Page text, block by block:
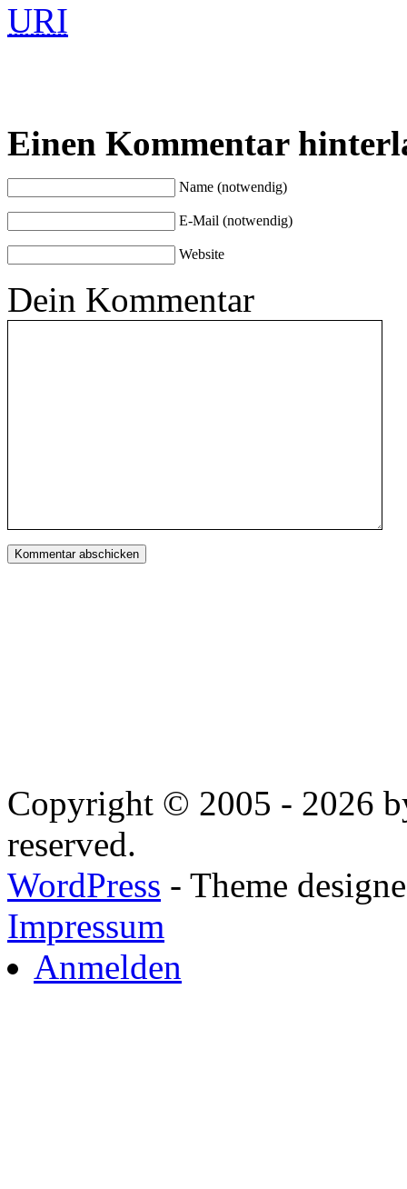
URI
Einen Kommentar
Name (notwendig)
E-Mail (notwendig)
Website
Dein Kommentar
Copyright © 2005 - 2026
reserved.
WordPress - Theme
Impressum
Anmelden